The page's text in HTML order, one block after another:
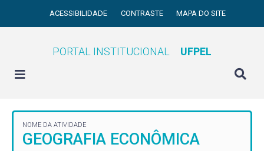
ACESSIBILIDADE CONTRASTE MAPA DO SITE
PORTAL INSTITUCIONAL UFPEL
NOME DA ATIVIDADE
GEOGRAFIA ECONÔMICA